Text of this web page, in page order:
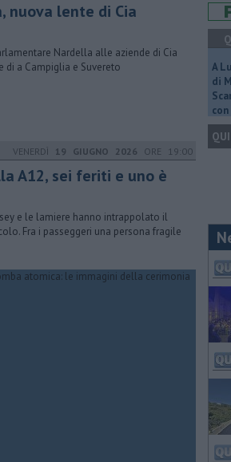
nuova lente di Cia
Nardella alle aziende di Cia
di a Campiglia e Suvereto
VENERDÌ 19 GIUGNO 2026 ORE 19:00
A12, sei feriti e uno è
e le lamiere hanno intrappolato il
Fra i passeggeri una persona fragile
A
di
QUI